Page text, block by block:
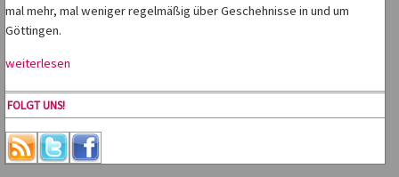
mal mehr, mal weniger regelmäßig über Geschehnisse in und um
Göttingen.
weiterlesen
FOLGT UNS!